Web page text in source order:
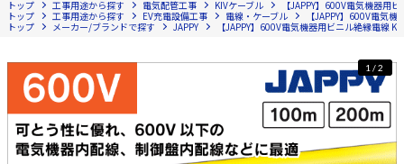
配線補助具（モール・結束バンド・テー
プ類 他）
HDMIケーブル・周辺機器／RCAケーブル
電話線／コネクタ／アダプタ
光ファイバー・融着接続機関連
エアコン・換気扇工事
LAN配線工事
電話工事
電気配管工事
トップ
工事用途から探す 電気配管工事 KIVケーブル
【JAPPY】600V電気機器用
トップ
工事用途から探す EV充電設備工事 電線・ケーブル
【JAPPY】600V電気
トップ
メーカー/ブランドで探す JAPPY 【JAPPY】600V電気機器用ビニル絶縁電線
1/2